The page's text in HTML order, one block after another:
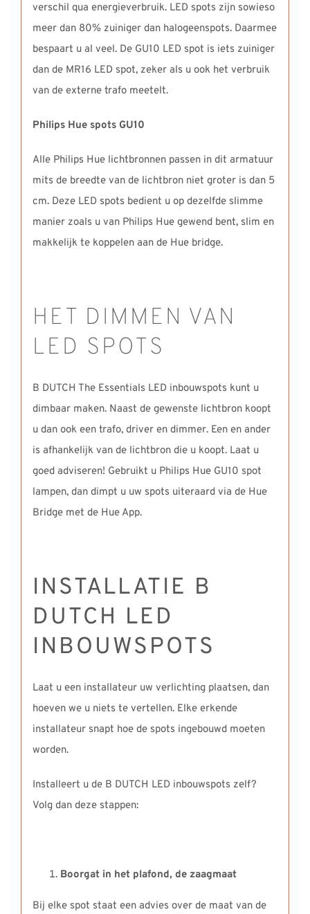
verschil qua energieverbruik. LED spots zijn sowieso
meer dan 80% zuiniger dan halogeenspots. Daarmee
bespaart u al veel. De GU10 LED spot is iets zuiniger
dan de MR16 LED spot, zeker als u ook het verbruik
van de externe trafo meetelt.
Philips Hue spots GU10
Alle Philips Hue lichtbronnen passen in dit armatuur
mits de breedte van de lichtbron niet groter is dan 5
cm. Deze LED spots bedient u op dezelfde slimme
manier zoals u van Philips Hue gewend bent, slim en
makkelijk te koppelen aan de Hue bridge.
HET DIMMEN VAN
LED SPOTS
B DUTCH The Essentials LED inbouwspots kunt u
dimbaar maken. Naast de gewenste lichtbron koopt
u dan ook een trafo, driver en dimmer. Een en ander
is afhankelijk van de lichtbron die u koopt. Laat u
goed adviseren! Gebruikt u Philips Hue GU10 spot
lampen, dan dimpt u uw spots uiteraard via de Hue
Bridge met de Hue App.
INSTALLATIE B
DUTCH LED
INBOUWSPOTS
Laat u een installateur uw verlichting plaatsen, dan
hoeven we u niets te vertellen. Elke erkende
installateur snapt hoe de spots ingebouwd moeten
worden.
Installeert u de B DUTCH LED inbouwspots zelf?
Volg dan deze stappen:
Boorgat in het plafond, de zaagmaat
Bij elke spot staat een advies over de maat van de